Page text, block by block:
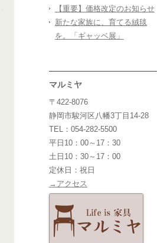
【重要】価格改定のお知らせ
新たな家族に、育てる絨毯
を。「ギャッベ展」
マルミヤ
〒422-8076
静岡市駿河区八幡3丁目14-28
TEL：054-282-5500
平日10：00～17：30
土日10：30～17：00
定休日：祝日
→アクセス